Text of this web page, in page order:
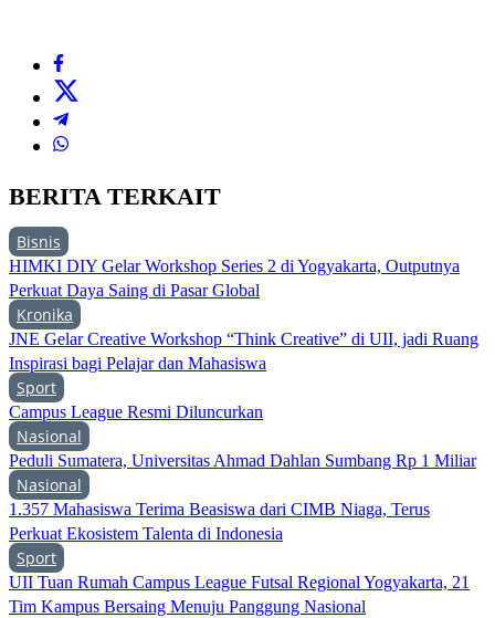
BERITA TERKAIT
Bisnis
HIMKI DIY Gelar Workshop Series 2 di Yogyakarta, Outputnya
Perkuat Daya Saing di Pasar Global
Kronika
JNE Gelar Creative Workshop “Think Creative” di UII, jadi Ruang
Inspirasi bagi Pelajar dan Mahasiswa
Sport
Campus League Resmi Diluncurkan
Nasional
Peduli Sumatera, Universitas Ahmad Dahlan Sumbang Rp 1 Miliar
Nasional
1.357 Mahasiswa Terima Beasiswa dari CIMB Niaga, Terus
Perkuat Ekosistem Talenta di Indonesia
Sport
UII Tuan Rumah Campus League Futsal Regional Yogyakarta, 21
Tim Kampus Bersaing Menuju Panggung Nasional